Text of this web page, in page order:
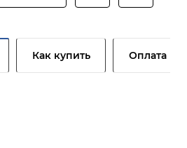
Как купить Оплата